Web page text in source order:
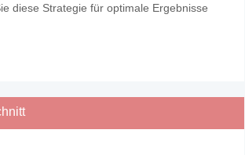
diese Strategie für optimale Ergebnisse